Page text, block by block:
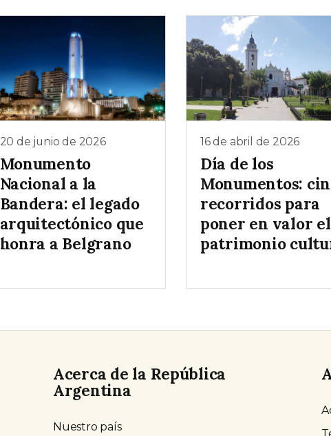
20 de junio de 2026
Monumento
Nacional a la
Bandera: el legado
arquitectónico que
honra a Belgrano
16 de abril de 2026
Día de los
Monumentos:
recorridos para
poner en valor el
patrimonio
Acerca de la República
Argentina
Nuestro país